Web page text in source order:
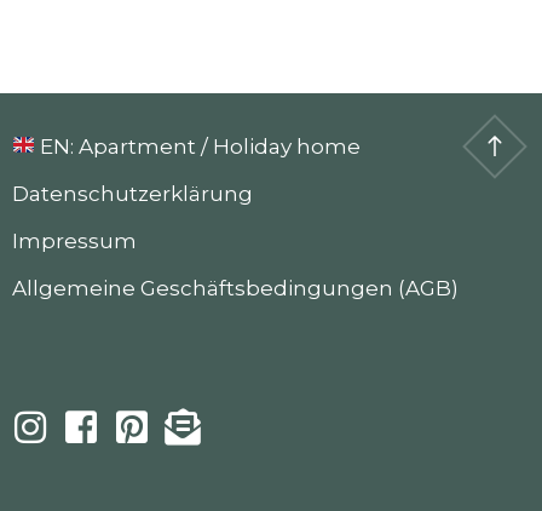
EN: Apartment / Holiday home
Datenschutzerklärung
Impressum
Allgemeine Geschäftsbedingungen (AGB)